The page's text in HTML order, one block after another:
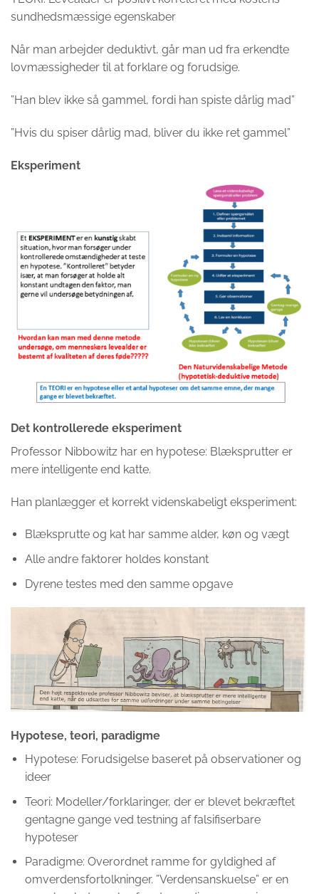
sundhedsmæssige egenskaber
Når man arbejder deduktivt, går man ud fra erkendte
lovmæssigheder til at forklare og forudsige.
”Han blev ikke så gammel, fordi han spiste dårlig mad”
”Hvis du spiser dårlig mad, bliver du ikke ret gammel”
Eksperiment
Det kontrollerede eksperiment
Professor Nibbowitz har en hypotese: Blæksprutter er
mere intelligente end katte.
Han planlægger et korrekt videnskabeligt eksperiment:
Blæksprutte og kat har samme alder, køn og vægt
Alle andre faktorer holdes konstant
Dyrene testes med den samme opgave
Hypotese, teori, paradigme
Hypotese: Forudsigelse baseret på observationer og
ideer
Teori: Modeller/forklaringer, der er blevet bekræftet
gentagne gange ved testning af falsifiserbare
hypoteser
Paradigme: Overordnet ramme for gyldighed af
omverdensfortolkninger. ”Verdensanskuelse” er en